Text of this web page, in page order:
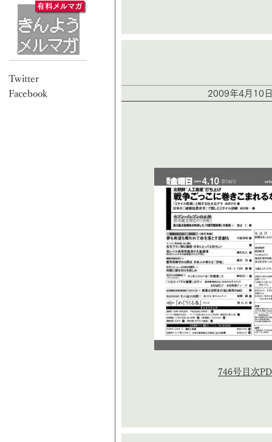
2009年4月10
746号目次